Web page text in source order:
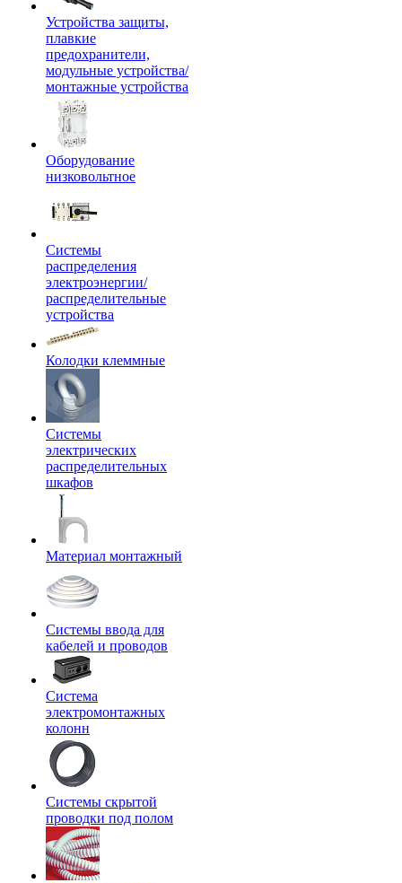
Устройства защиты,
плавкие
предохранители,
модульные устройства/
монтажные устройства
Оборудование
низковольтное
Системы
распределения
электроэнергии/
распределительные
устройства
Колодки клеммные
Системы
электрических
распределительных
шкафов
Материал монтажный
Системы ввода для
кабелей и проводов
Система
электромонтажных
колонн
Системы скрытой
проводки под полом